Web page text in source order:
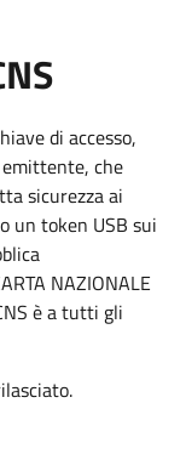
di accesso,
che
sicurezza ai
un token USB sui
NAZIONALE
è a tutti gli